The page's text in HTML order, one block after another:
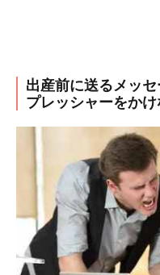
出産前に送るメッ
プレッシャーをか